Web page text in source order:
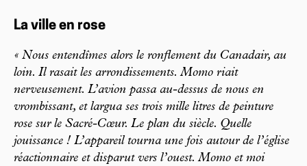
La ville en rose
« Nous entendîmes alors le ronflement du Canadair, au
loin. Il rasait les arrondissements. Momo riait
nerveusement. L’avion passa au-dessus de nous en
vrombissant, et largua ses trois mille litres de peinture
rose sur le Sacré-Cœur. Le plan du siècle. Quelle
jouissance ! L’appareil tourna une fois autour de l’église
réactionnaire et disparut vers l’ouest. Momo et moi